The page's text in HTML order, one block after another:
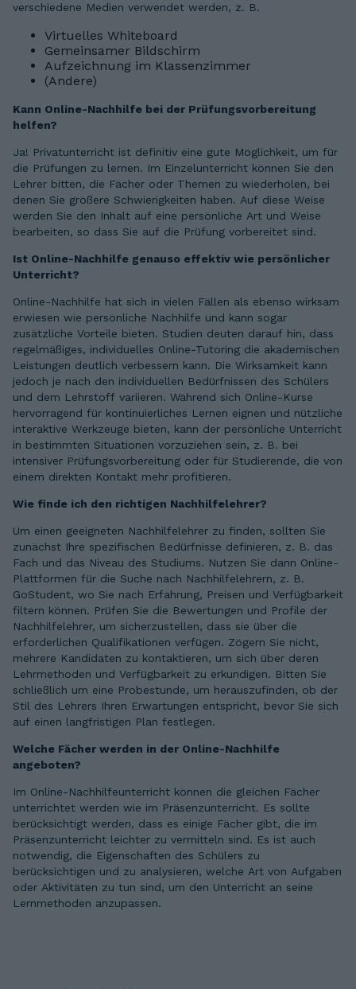
verschiedene Medien verwendet werden, z. B.
Virtuelles Whiteboard
Gemeinsamer Bildschirm
Aufzeichnung im Klassenzimmer
(Andere)
Kann Online-Nachhilfe bei der Prüfungsvorbereitung
helfen?
Ja! Privatunterricht ist definitiv eine gute Möglichkeit, um für
die Prüfungen zu lernen. Im Einzelunterricht können Sie den
Lehrer bitten, die Fächer oder Themen zu wiederholen, bei
denen Sie größere Schwierigkeiten haben. Auf diese Weise
werden Sie den Inhalt auf eine persönliche Art und Weise
bearbeiten, so dass Sie auf die Prüfung vorbereitet sind.
Ist Online-Nachhilfe genauso effektiv wie persönlicher
Unterricht?
Online-Nachhilfe hat sich in vielen Fällen als ebenso wirksam
erwiesen wie persönliche Nachhilfe und kann sogar
zusätzliche Vorteile bieten. Studien deuten darauf hin, dass
regelmäßiges, individuelles Online-Tutoring die akademischen
Leistungen deutlich verbessern kann. Die Wirksamkeit kann
jedoch je nach den individuellen Bedürfnissen des Schülers
und dem Lehrstoff variieren. Während sich Online-Kurse
hervorragend für kontinuierliches Lernen eignen und nützliche
interaktive Werkzeuge bieten, kann der persönliche Unterricht
in bestimmten Situationen vorzuziehen sein, z. B. bei
intensiver Prüfungsvorbereitung oder für Studierende, die von
einem direkten Kontakt mehr profitieren.
Wie finde ich den richtigen Nachhilfelehrer?
Um einen geeigneten Nachhilfelehrer zu finden, sollten Sie
zunächst Ihre spezifischen Bedürfnisse definieren, z. B. das
Fach und das Niveau des Studiums. Nutzen Sie dann Online-
Plattformen für die Suche nach Nachhilfelehrern, z. B.
GoStudent, wo Sie nach Erfahrung, Preisen und Verfügbarkeit
filtern können. Prüfen Sie die Bewertungen und Profile der
Nachhilfelehrer, um sicherzustellen, dass sie über die
erforderlichen Qualifikationen verfügen. Zögern Sie nicht,
mehrere Kandidaten zu kontaktieren, um sich über deren
Lehrmethoden und Verfügbarkeit zu erkundigen. Bitten Sie
schließlich um eine Probestunde, um herauszufinden, ob der
Stil des Lehrers Ihren Erwartungen entspricht, bevor Sie sich
auf einen langfristigen Plan festlegen.
Welche Fächer werden in der Online-Nachhilfe
angeboten?
Im Online-Nachhilfeunterricht können die gleichen Fächer
unterrichtet werden wie im Präsenzunterricht. Es sollte
berücksichtigt werden, dass es einige Fächer gibt, die im
Präsenzunterricht leichter zu vermitteln sind. Es ist auch
notwendig, die Eigenschaften des Schülers zu
berücksichtigen und zu analysieren, welche Art von Aufgaben
oder Aktivitäten zu tun sind, um den Unterricht an seine
Lernmethoden anzupassen.